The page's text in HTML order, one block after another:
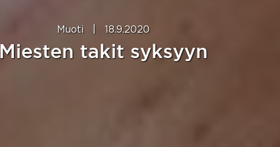
Muoti 18.9.2020
Miesten takit syksyyn